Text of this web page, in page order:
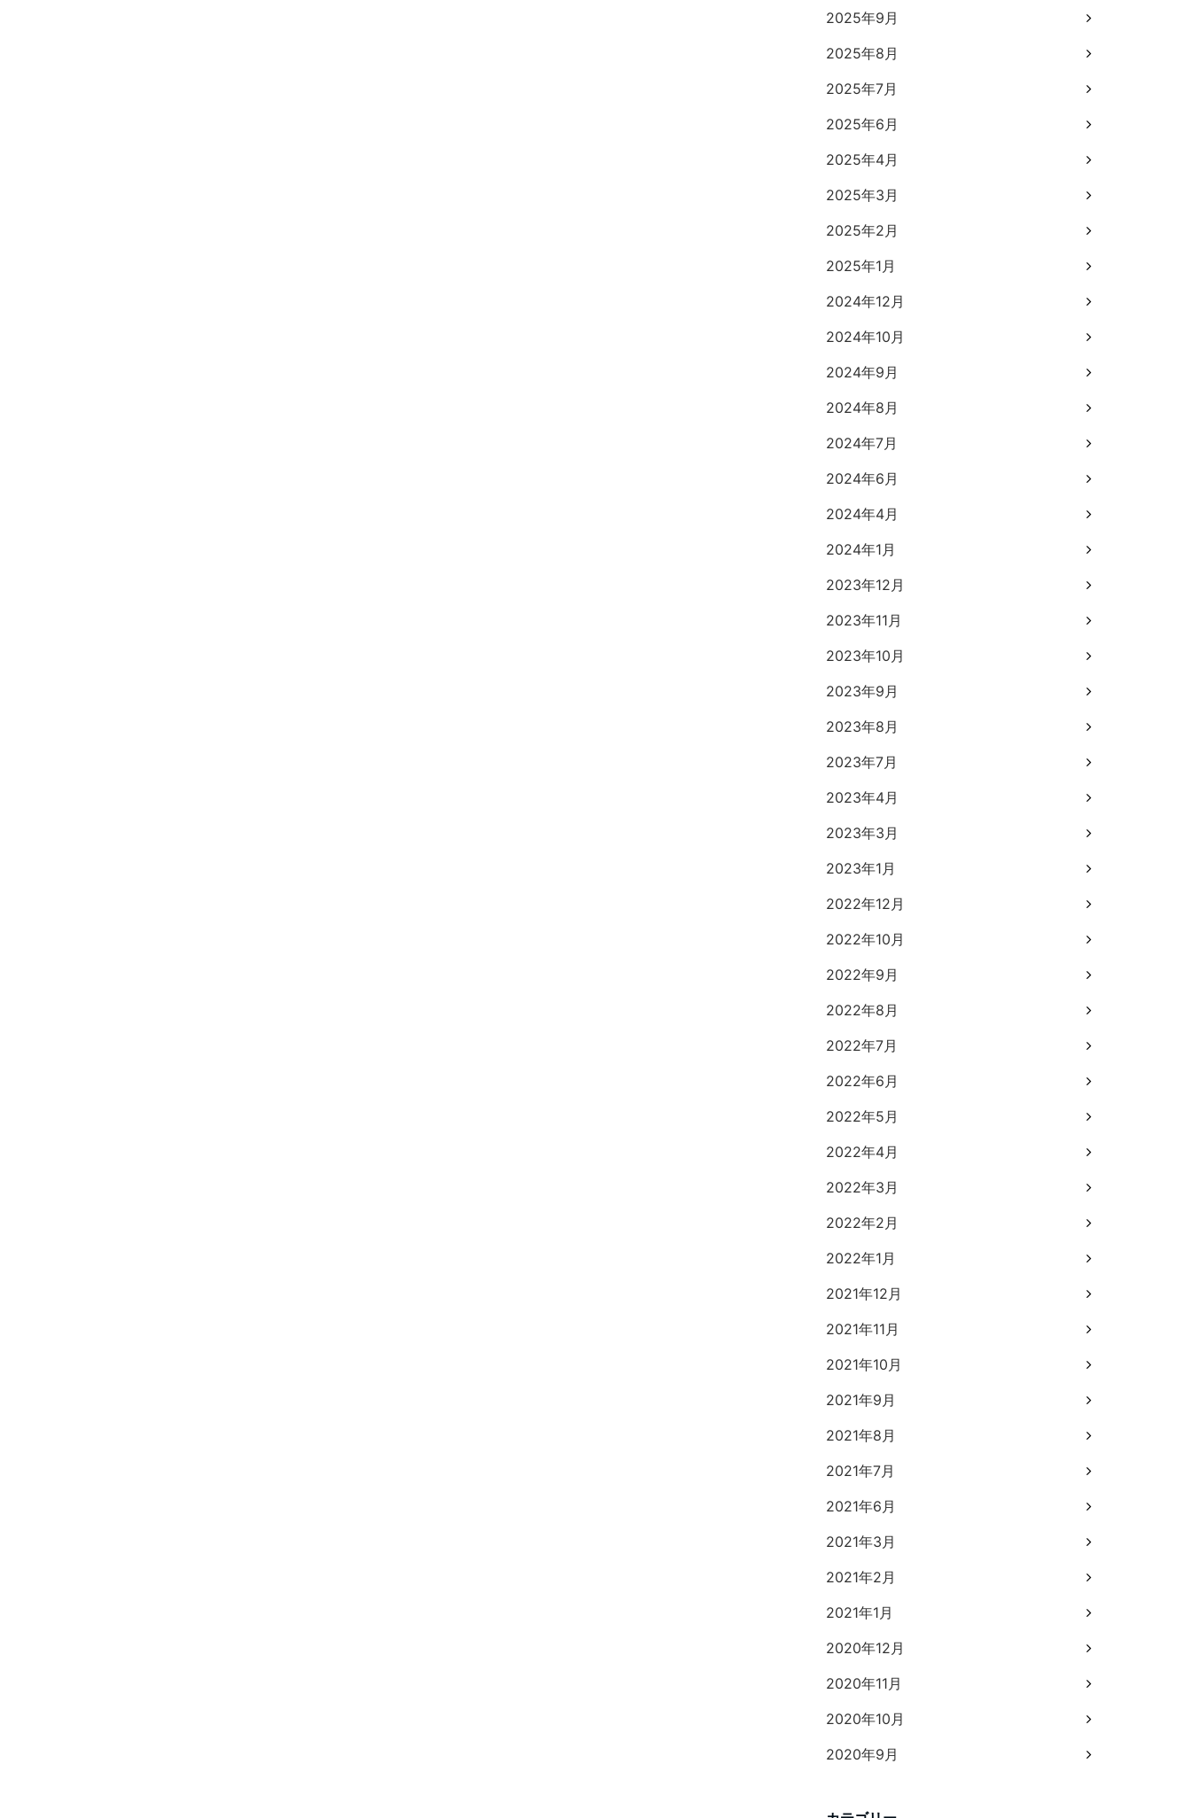
2025年9月
2025年8月
2025年7月
2025年6月
2025年4月
2025年3月
2025年2月
2025年1月
2024年12月
2024年10月
2024年9月
2024年8月
2024年7月
2024年6月
2024年4月
2024年1月
2023年12月
2023年11月
2023年10月
2023年9月
2023年8月
2023年7月
2023年4月
2023年3月
2023年1月
2022年12月
2022年10月
2022年9月
2022年8月
2022年7月
2022年6月
2022年5月
2022年4月
2022年3月
2022年2月
2022年1月
2021年12月
2021年11月
2021年10月
2021年9月
2021年8月
2021年7月
2021年6月
2021年3月
2021年2月
2021年1月
2020年12月
2020年11月
2020年10月
2020年9月